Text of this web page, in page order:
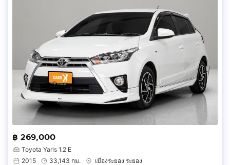
฿ 269,000
Toyota Yaris 1.2 E
2015
33,143 กม.
เมืองระยอง ระยอง